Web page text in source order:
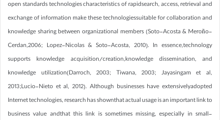
open standards technologies characteristics of rapidsearch, access, retrieval and
exchange of information make these technologiessuitable for collaboration and
knowledge sharing between organizational members (Soto-Acosta & Meroño-
Cerdan,2006; Lopez-Nicolas & Soto-Acosta, 2010). In essence,technology
supports knowledge acquisition/creation,knowledge dissemination, and
knowledge utilization(Darroch, 2003; Tiwana, 2003; Jayasingam et al,
2013;Lucio-Nieto et al, 2012). Although businesses have extensivelyadopted
Internet technologies, research has shownthat actual usage is an important link to
business value andthat this link is sometimes missing, especially in small-